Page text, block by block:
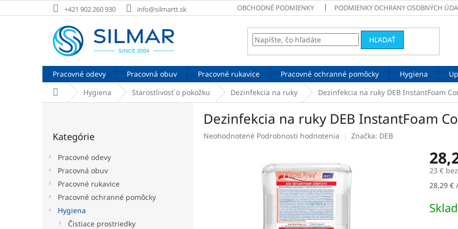
na
+421 902 260 930 info@silmartt.sk OBCHODNÉ PODMIENKY PODMIENKY OCHRANY OSOBNÝCH
HĽADAŤ
Pracovné odevy Pracovná obuv Pracovné rukavice Pracovné ochranné pomôcky Hygiena
DomovHygiena Starostlivosť o pokožku Dezinfekcia na ruky Dezinfekcia na ruky DEB InstantFoam
kategórie
Kategórie
Pracovné odevy
Pracovná obuv
Pracovné rukavice
Pracovné ochranné pomôcky
Hygiena
Čistiace prostriedky
Dezinfekcia na ruky DEB InstantFoam
Priemerné
Neohodnotené Podrobnosti hodnotenia Značka: DEB
23 €
28,29 €